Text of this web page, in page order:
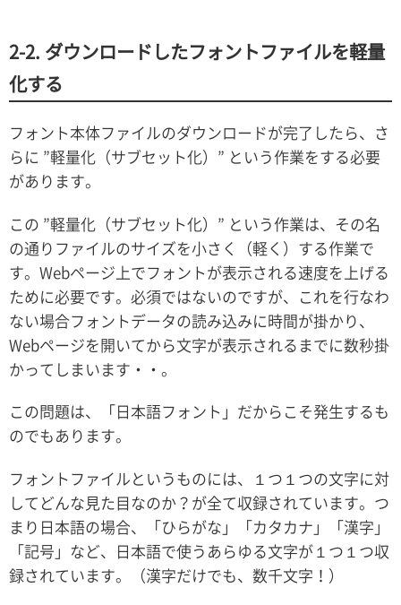
2-2. ダウンロードしたフォントファイルを軽量
化する
フォント本体ファイルのダウンロードが完了したら、さ
らに ”軽量化（サブセット化）” という作業をする必要
があります。
この ”軽量化（サブセット化）” という作業は、その名
の通りファイルのサイズを小さく（軽く）する作業で
す。Webページ上でフォントが表示される速度を上げる
ために必要です。必須ではないのですが、これを行なわ
ない場合フォントデータの読み込みに時間が掛かり、
Webページを開いてから文字が表示されるまでに数秒掛
かってしまいます・・。
この問題は、「日本語フォント」だからこそ発生するも
のでもあります。
フォントファイルというものには、１つ１つの文字に対
してどんな見た目なのか？が全て収録されています。つ
まり日本語の場合、「ひらがな」「カタカナ」「漢字」
「記号」など、日本語で使うあらゆる文字が１つ１つ収
録されています。（漢字だけでも、数千文字！）